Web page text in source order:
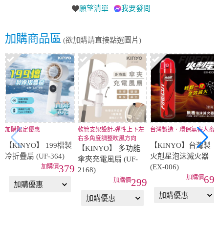
願望清單 我要發問
加購商品區 (欲加購請直接點選圖片)
加購限定優惠
【KINYO】 199檔製
冷折疊扇 (UF-364)
379
軟管支架設計-彈性上下左
右多角度調整吹風方向
【KINYO】 多功能
傘夾充電風扇 (UF-
2168)
299
台灣製造．環保無害人畜
【KINYO】台灣製
火剋星泡沫滅火器
(EX-006)